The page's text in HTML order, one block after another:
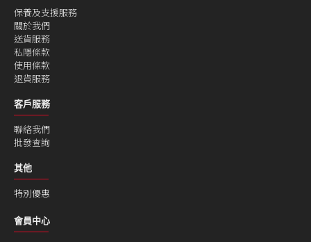
保養及支援服務
關於我們
送貨服務
私隱條款
使用條款
退貨服務
客戶服務
聯絡我們
批發查詢
其他
特別優惠
會員中心